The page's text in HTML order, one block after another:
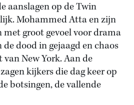
aanslagen op de Twin
Mohammed Atta en zijn
groot gevoel voor drama
dood in gejaagd en chaos
New York. Aan de
kijkers die dag keer op
botsingen, de vallende